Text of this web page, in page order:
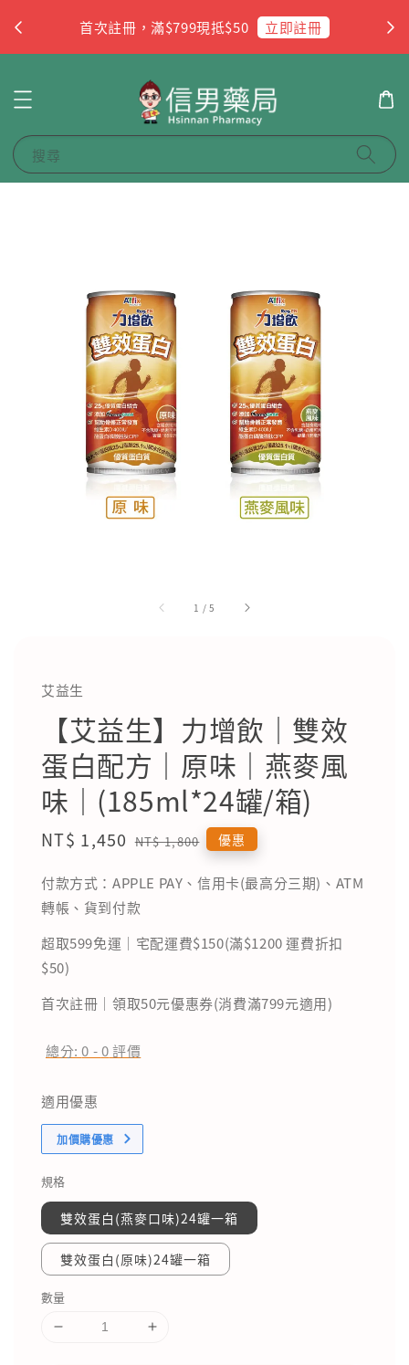
首次註冊，滿$799現抵$50 立即註冊
搜尋
1 /5
艾益生
【艾益生】力增飲｜雙效
蛋白配方｜原味｜燕麥風
味｜(185ml*24罐/箱)
Sale
NT$ 1,450 Regular
NT$ 1,800 優惠
付款方式：APPLE PAY、信用卡(最高分三期)、ATM
轉帳、貨到付款
超取599免運｜宅配運費$150(滿$1200 運費折扣
$50)
首次註冊｜領取50元優惠券(消費滿799元適用)
總分:0 -0評價
適用優惠
加價購優惠
規格
雙效蛋白(燕麥口味)24罐一箱
雙效蛋白(原味)24罐一箱
數量